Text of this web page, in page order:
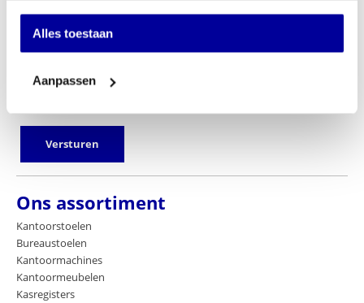
Alles toestaan
Aanpassen
eerste onze acties en aanbiedingen in uw mailbox ontvangen? Schrijf
u dan in voor onze nieuwsbrief door hier onder uw email adres
achter te laten.
Versturen
Ons assortiment
Kantoorstoelen
Bureaustoelen
Kantoormachines
Kantoormeubelen
Kasregisters